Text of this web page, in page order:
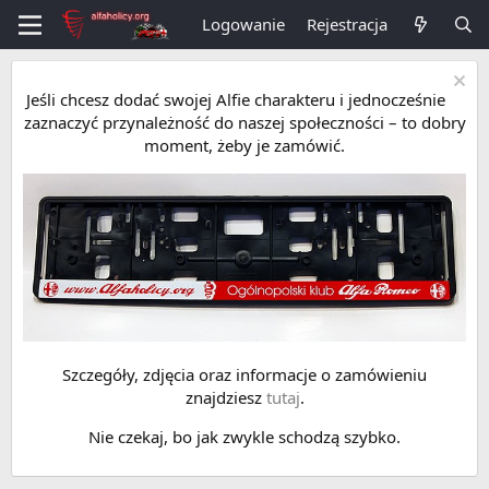
Logowanie Rejestracja
Jeśli chcesz dodać swojej Alfie charakteru i jednocześnie
zaznaczyć przynależność do naszej społeczności – to dobry
moment, żeby je zamówić.
Szczegóły, zdjęcia oraz informacje o zamówieniu
znajdziesz tutaj.
Nie czekaj, bo jak zwykle schodzą szybko.